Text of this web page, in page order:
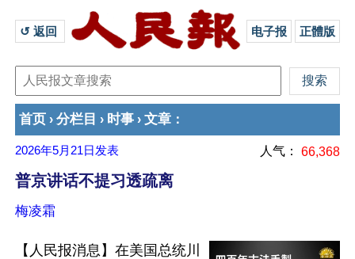
↺ 返回 电子报 正體版
首页 › 分栏目 › 时事 › 文章 ：
2026年5月21日 发表 人气： 66,368
普京讲话不提习透疏离
梅凌霜
【人民报消息】在美国总统川